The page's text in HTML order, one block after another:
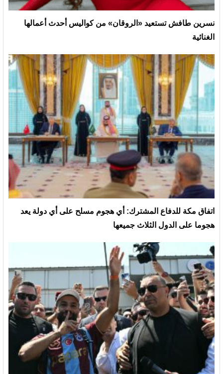
نسرين طافش تستعيد «الروقان» من كواليس أحدث أعمالها
الغنائية
‏اتفاق مكة للدفاع المشترك: أي هجوم مسلح على أي دولة يعد
هجوما على الدول الثلاث جميعها